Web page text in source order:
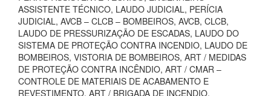
ASSISTENTE TÉCNICO, LAUDO JUDICIAL, PERÍCIA
JUDICIAL, AVCB – CLCB – BOMBEIROS, AVCB, CLCB,
LAUDO DE PRESSURIZAÇÃO DE ESCADAS, LAUDO DO
SISTEMA DE PROTEÇÃO CONTRA INCENDIO, LAUDO DE
BOMBEIROS, VISTORIA DE BOMBEIROS, ART / MEDIDAS
DE PROTEÇÃO CONTRA INCÊNDIO, ART / CMAR –
CONTROLE DE MATERIAIS DE ACABAMENTO E
REVESTIMENTO, ART / BRIGADA DE INCENDIO,